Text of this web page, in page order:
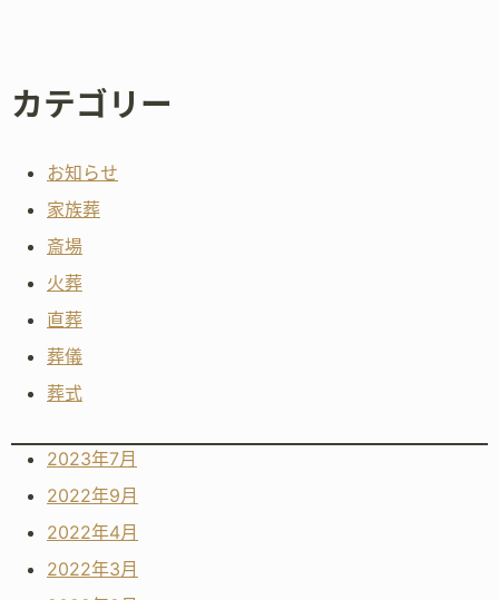
カテゴリー
お知らせ
家族葬
斎場
火葬
直葬
葬儀
葬式
2023年7月
2022年9月
2022年4月
2022年3月